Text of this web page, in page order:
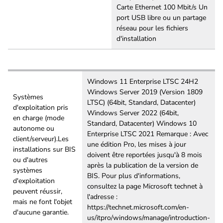
Carte Ethernet 100 Mbit/s Un
port USB libre ou un partage
réseau pour les fichiers
d'installation
Systèmes
d'exploitation pris
en charge (mode
autonome ou
client/serveur).Les
installations sur BIS
ou d'autres
systèmes
d'exploitation
peuvent réussir,
mais ne font l'objet
d'aucune garantie.
Windows 11 Enterprise LTSC 24H2
Windows Server 2019 (Version 1809
LTSC) (64bit, Standard, Datacenter)
Windows Server 2022 (64bit,
Standard, Datacenter) Windows 10
Enterprise LTSC 2021 Remarque : Avec
une édition Pro, les mises à jour
doivent être reportées jusqu'à 8 mois
après la publication de la version de
BIS. Pour plus d'informations,
consultez la page Microsoft technet à
l'adresse :
https://technet.microsoft.com/en-
us/itpro/windows/manage/introduction-